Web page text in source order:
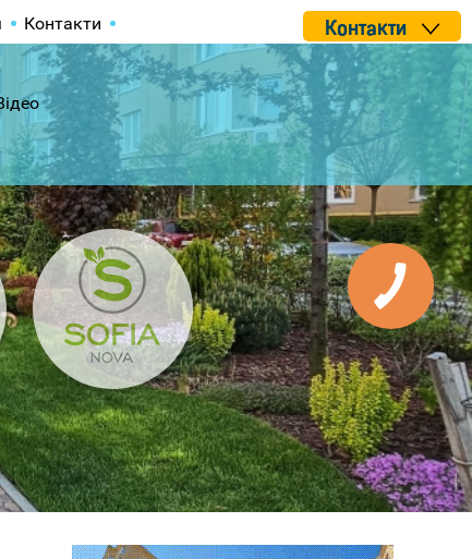
Контакти Контакти